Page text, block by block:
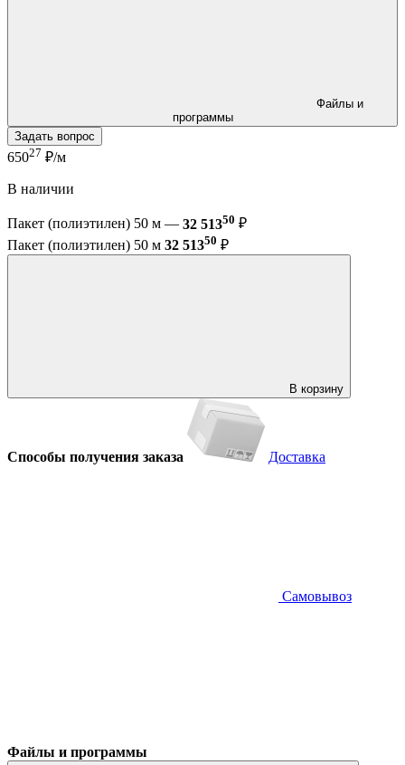
программы
Задать вопрос
65027 ₽/м
В наличии
Пакет (полиэтилен) 50 м — 32 51350 ₽
Пакет (полиэтилен) 50 м 32 51350 ₽
В корзину
Способы получения заказа Доставка
Самовывоз
Файлы и программы